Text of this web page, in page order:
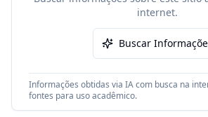
internet.
Buscar
Informações obtidas via IA com busca na
fontes para uso acadêmico.